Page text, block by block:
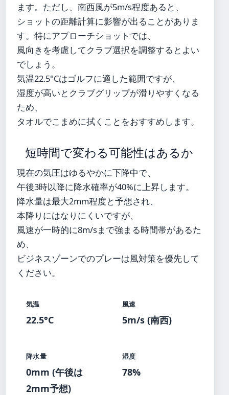
ます。ただし、南西風が5m/s程度あると、
ショットの距離計算に影響が出ることがありま
す。特にアプローチショットでは、
風向きを考慮してクラブ選択を調整するとよい
でしょう。
気温22.5°Cはゴルフに適した範囲ですが、
湿度が高いとクラブグリップが滑りやすくなる
ため、
タオルでこまめに拭くことをおすすめします。
短時間で変わる可能性はあるか
現在の気圧はゆるやかに下降中で、
午後3時以降に降水確率が40%に上昇します。
降水量は最大2mm程度と予想され、
本降りにはなりにくいですが、
風速が一時的に8m/sまで強まる時間帯があるた
め、
ビジネスゾーンでのプレーは風対策を優先して
ください。
気温
22.5°C
風速
5m/s (南西)
降水量
0mm (午後は
2mm予想)
湿度
78%